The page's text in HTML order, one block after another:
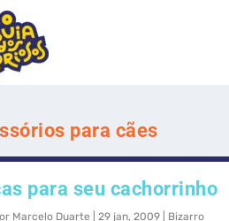
para cães
para seu cachorrinho
Marcelo Duarte |29 jan, 2009 Bizarro